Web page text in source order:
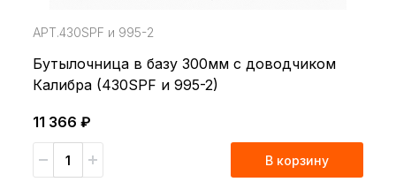
АРТ.430SPF и 995-2
Бутылочница в базу 300мм с доводчиком
Калибра (430SPF и 995-2)
11 366 ₽
В корзину